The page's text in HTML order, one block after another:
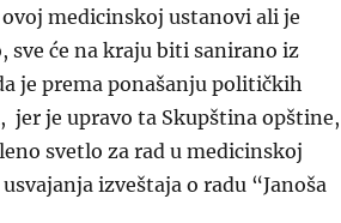
medicinskoj ustanovi ali je
će na kraju biti sanirano iz
je prema ponašanju političkih
je upravo ta Skupština opštine,
svetlo za rad u medicinskoj
izveštaja o radu “Janoša